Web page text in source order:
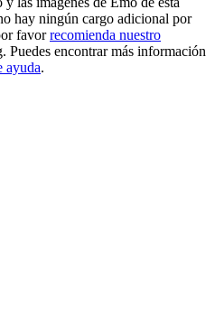
hay ningún cargo adicional por
favorrecomienda nuestro
Puedes encontrar más información
ayuda.